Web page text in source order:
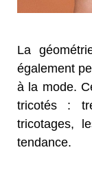
La
également
à la mode.
tricotés :
tricotages,
tendance.